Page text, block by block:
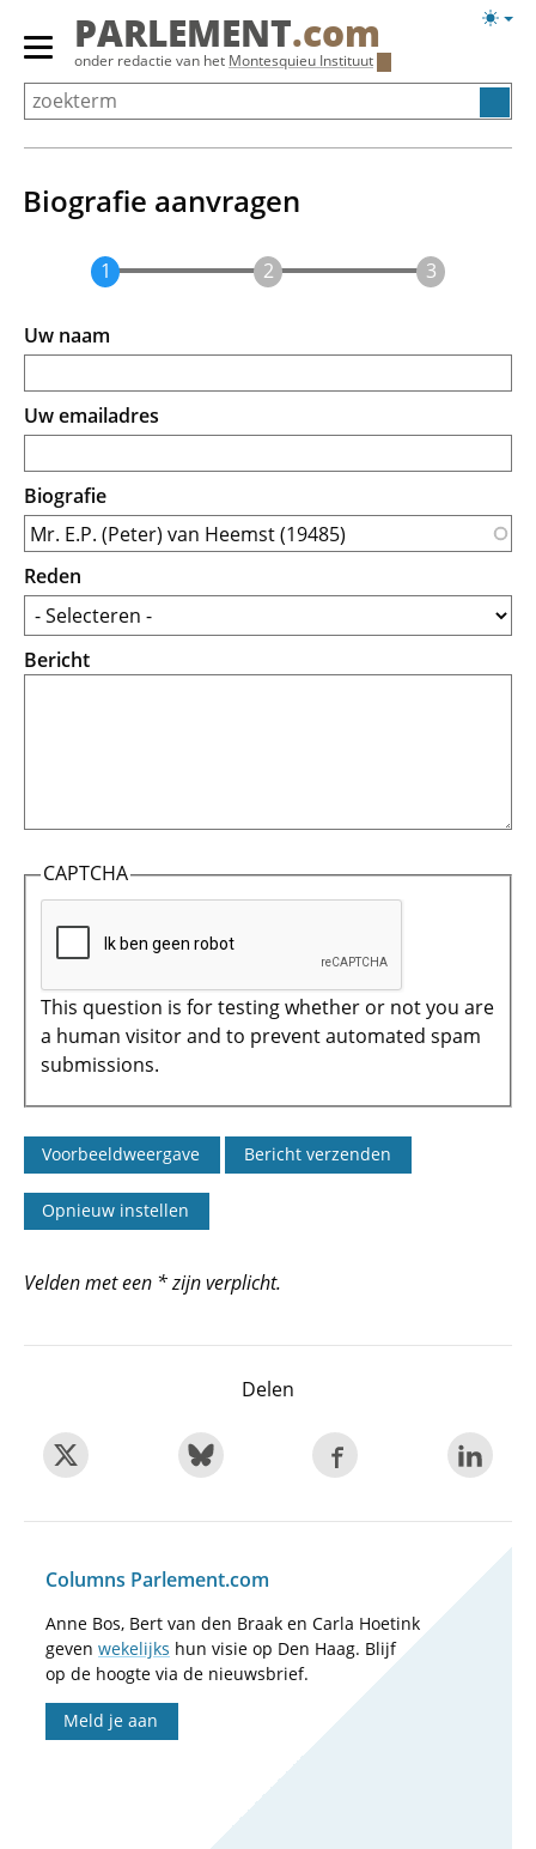
Overslaan
Primair
menu
tonen/verbergen
PARLEMENT.com
onder redactie van het Montesquieu Instituut
Biografie aanvragen
Uw naam
Uw emailadres
Biografie
Reden
Bericht
CAPTCHA
This question is for testing whether or not you are
a human visitor and to prevent automated spam
submissions.
Velden met een * zijn verplicht.
Delen
Columns Parlement.com
Anne Bos, Bert van den Braak en Carla Hoetink
geven wekelijks hun visie op Den Haag. Blijf
op de hoogte via de nieuwsbrief.
Meld je aan